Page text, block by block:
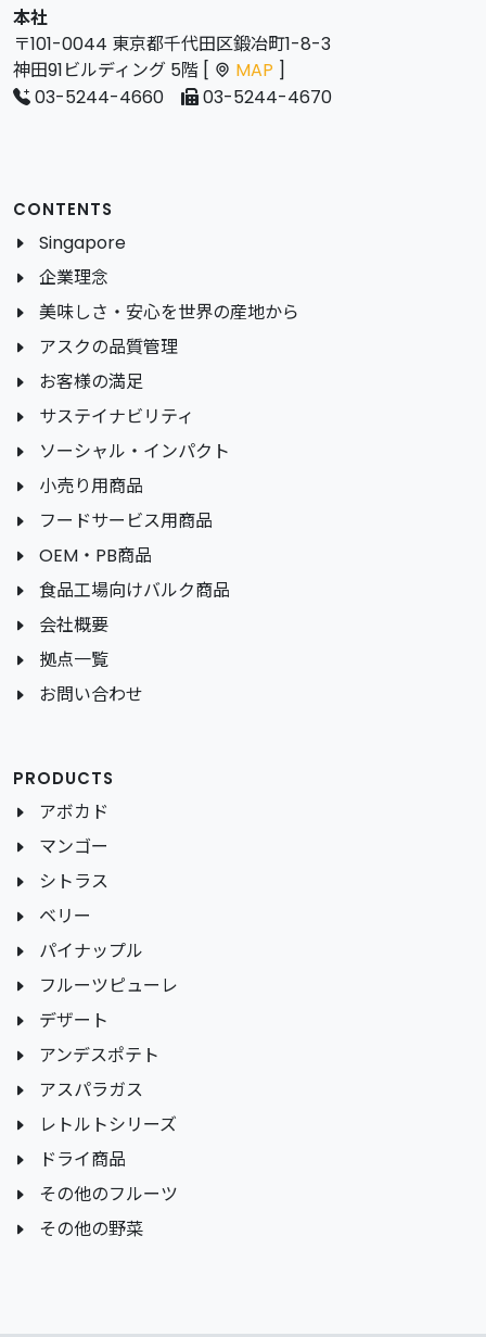
本社
〒101-0044 東京都千代田区鍛冶町1-8-3
神田91ビルディング 5階 [
MAP ]
03-5244-4660
03-5244-4670
CONTENTS
Singapore
企業理念
美味しさ・安心を世界の産地から
アスクの品質管理
お客様の満足
サステイナビリティ
ソーシャル・インパクト
小売り用商品
フードサービス用商品
OEM・PB商品
食品工場向けバルク商品
会社概要
拠点一覧
お問い合わせ
PRODUCTS
アボカド
マンゴー
シトラス
ベリー
パイナップル
フルーツピューレ
デザート
アンデスポテト
アスパラガス
レトルトシリーズ
ドライ商品
その他のフルーツ
その他の野菜